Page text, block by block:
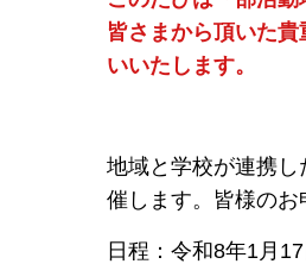
皆さまから頂いた
いいたします。
地域と学校が連携
催します。皆様のお
日程：令和8年1月